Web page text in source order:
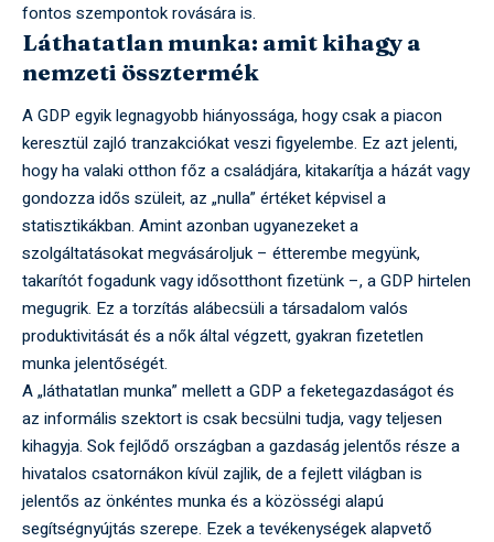
fontos szempontok rovására is.
Láthatatlan munka: amit kihagy a
nemzeti össztermék
A GDP egyik legnagyobb hiányossága, hogy csak a piacon
keresztül zajló tranzakciókat veszi figyelembe. Ez azt jelenti,
hogy ha valaki otthon főz a családjára, kitakarítja a házát vagy
gondozza idős szüleit, az „nulla” értéket képvisel a
statisztikákban. Amint azonban ugyanezeket a
szolgáltatásokat megvásároljuk – étterembe megyünk,
takarítót fogadunk vagy idősotthont fizetünk –, a GDP hirtelen
megugrik. Ez a torzítás alábecsüli a társadalom valós
produktivitását és a nők által végzett, gyakran fizetetlen
munka jelentőségét.
A „láthatatlan munka” mellett a GDP a feketegazdaságot és
az informális szektort is csak becsülni tudja, vagy teljesen
kihagyja. Sok fejlődő országban a gazdaság jelentős része a
hivatalos csatornákon kívül zajlik, de a fejlett világban is
jelentős az önkéntes munka és a közösségi alapú
segítségnyújtás szerepe. Ezek a tevékenységek alapvető